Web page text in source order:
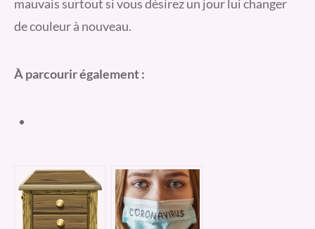
mauvais surtout si vous désirez un jour lui changer
de couleur à nouveau.
À parcourir également :